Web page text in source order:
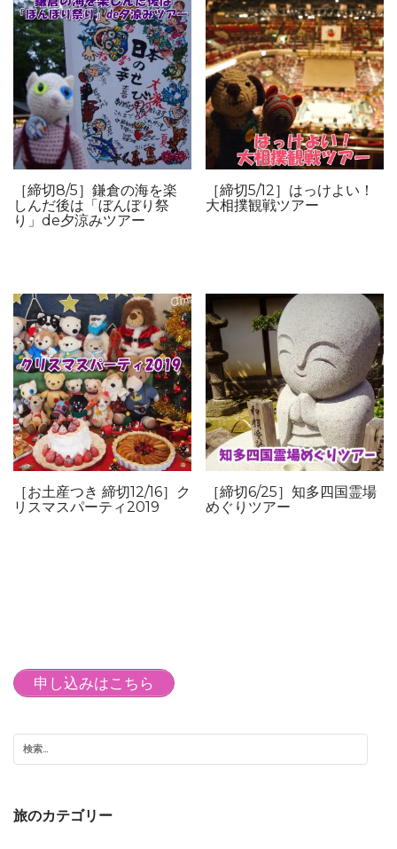
［締切8/5］鎌倉の海を楽
しんだ後は「ぼんぼり祭
り」de夕涼みツアー
［締切5/12］はっけよい！
大相撲観戦ツアー
［お土産つき 締切12/16］ク
リスマスパーティ2019
［締切6/25］知多四国霊場
めぐりツアー
申し込みはこちら
旅のカテゴリー